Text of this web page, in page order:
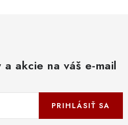
akcie na váš e-mail
PRIHLÁSIŤ SA